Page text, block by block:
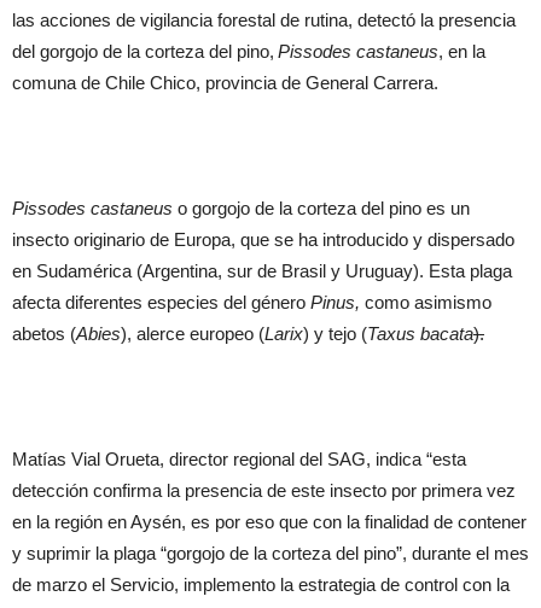
las acciones de vigilancia forestal de rutina, detectó la presencia
del gorgojo de la corteza del pino, Pissodes castaneus, en la
comuna de Chile Chico, provincia de General Carrera.
Pissodes castaneus o gorgojo de la corteza del pino es un
insecto originario de Europa, que se ha introducido y dispersado
en Sudamérica (Argentina, sur de Brasil y Uruguay). Esta plaga
afecta diferentes especies del género Pinus, como asimismo
abetos (Abies), alerce europeo (Larix) y tejo (Taxus bacata).
Matías Vial Orueta, director regional del SAG, indica “esta
detección confirma la presencia de este insecto por primera vez
en la región en Aysén, es por eso que con la finalidad de contener
y suprimir la plaga “gorgojo de la corteza del pino”, durante el mes
de marzo el Servicio, implemento la estrategia de control con la